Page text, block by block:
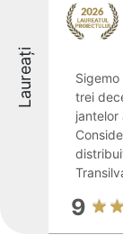
Laureați
trei
jantelor
9